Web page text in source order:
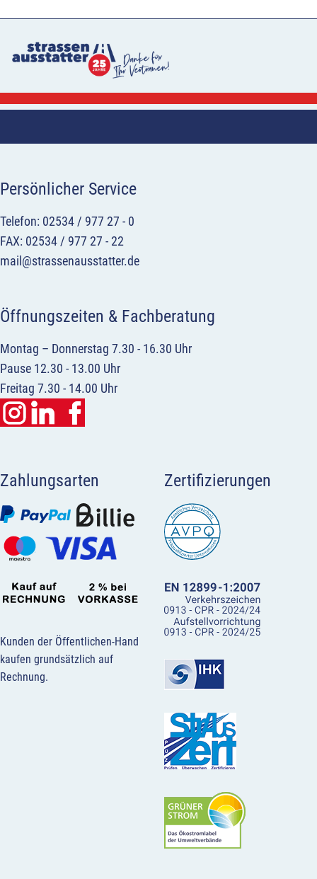
Persönlicher Service
Telefon: 02534 / 977 27 - 0
FAX: 02534 / 977 27 - 22
mail@strassenausstatter.de
Öffnungszeiten & Fachberatung
Montag – Donnerstag 7.30 - 16.30 Uhr
Pause 12.30 - 13.00 Uhr
Freitag 7.30 - 14.00 Uhr
Zahlungsarten
Kunden der Öffentlichen-Hand
kaufen grundsätzlich auf
Rechnung.
Zertifizierungen